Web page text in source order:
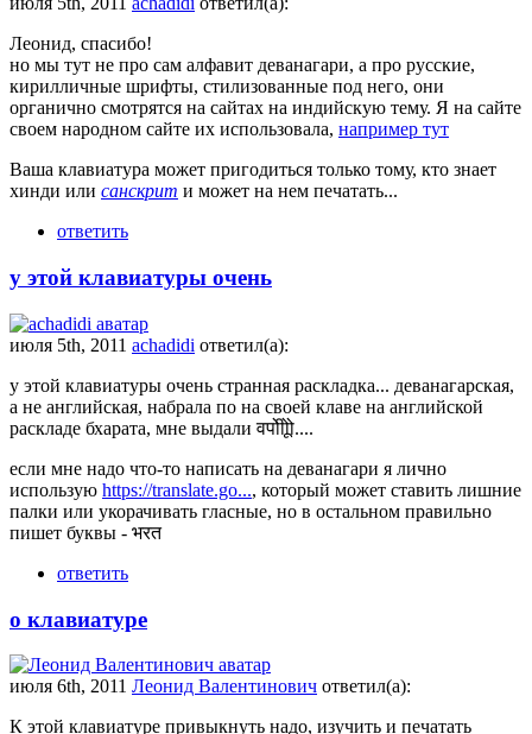
Леонид, спасибо!
но мы тут не про сам алфавит деванагари, а про русские,
кирилличные шрифты, стилизованные под него, они
органично смотрятся на сайтах на индийскую тему. Я на сайте
своем народном сайте их использовала, например тут
Ваша клавиатура может пригодиться только тому, кто знает
хинди или санскрит и может на нем печатать...
ответить
у этой клавиатуры очень
июля 5th, 2011 achadidi ответил(а):
у этой клавиатуры очень странная раскладка... деванагарская,
а не английская, набрала по на своей клаве на английской
раскладе бхарата, мне выдали वपोीोूो....
если мне надо что-то написать на деванагари я лично
использую https://translate.go..., который может ставить лишние
палки или укорачивать гласные, но в остальном правильно
пишет буквы - भरत
ответить
о клавиатуре
июля 6th, 2011 Леонид Валентинович ответил(а):
К этой клавиатуре привыкнуть надо, изучить и печатать